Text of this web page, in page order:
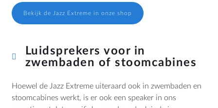
Bekijk de Jazz Extreme in onze shop
Luidsprekers voor in
zwembaden of stoomcabines
Hoewel de Jazz Extreme uiteraard ook in zwembaden en
stoomcabines werkt, is er ook een speaker in ons